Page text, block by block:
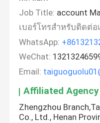
Job Title: account
เบอร์โทรสำหรับติดต่อ
WhatsApp:
WeChat:
Email:
Affiliated Agency
Zhengzhou
Co., Ltd., Henan